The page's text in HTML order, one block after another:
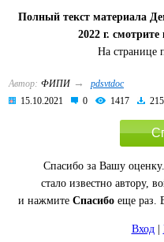
Полный текст материала
2022 г.
На странице
Автор: ФИПИ →
pdsvtdoc
15.10.2021
0 1417 215
Спасибо за Вашу
стало известно автору,
и нажмите Спасибоеще раз.
Вход|